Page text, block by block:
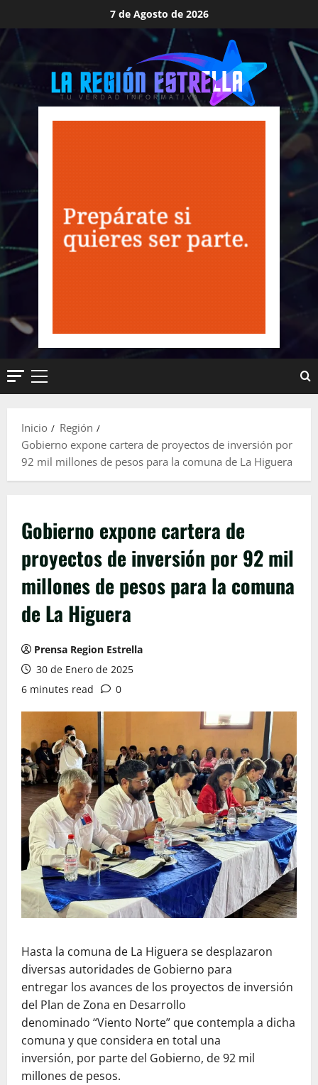
al
contenido
7 de Agosto de 2026
Menú
Inicio
Región
Gobierno expone cartera de proyectos de inversión por
92 mil millones de pesos para la comuna de La Higuera
Gobierno expone cartera de
proyectos de inversión por 92 mil
millones de pesos para la comuna
de La Higuera
Prensa Region Estrella
30 de Enero de 2025
6 minutes read
0
Hasta la comuna de La Higuera se desplazaron
diversas autoridades de Gobierno para
entregar los avances de los proyectos de inversión
del Plan de Zona en Desarrollo
denominado “Viento Norte” que contempla a dicha
comuna y que considera en total una
inversión, por parte del Gobierno, de 92 mil
millones de pesos.